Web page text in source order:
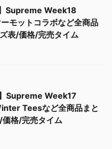
Supreme Week18
モットコラボなど全商品
表/価格/完売タイム
Supreme Week17
Teesなど全商品まと
格/完売タイム